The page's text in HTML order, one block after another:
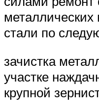
металлических
стали по
зачистка
участке
крупной